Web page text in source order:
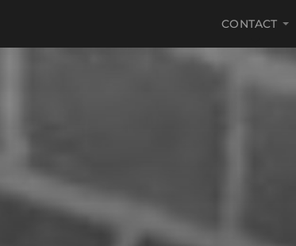
CONTACT